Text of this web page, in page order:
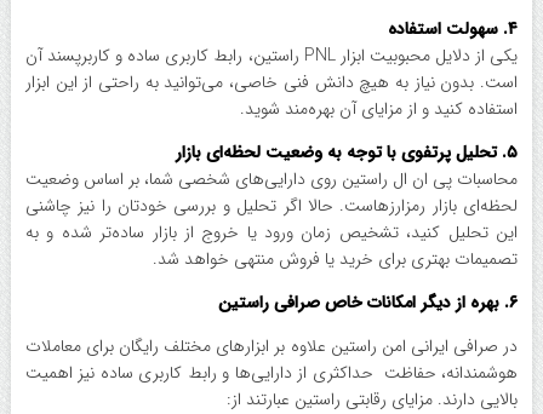
۴. سهولت استفاده
یکی از دلایل محبوبیت ابزار PNL راستین، رابط کاربری ساده و کاربرپسند آن
است. بدون نیاز به هیچ دانش فنی خاصی، می‌توانید به راحتی از این ابزار
استفاده کنید و از مزایای آن بهره‌مند شوید.
۵. تحلیل پرتفوی با توجه به وضعیت لحظه‌ای بازار
محاسبات پی ان ال راستین روی دارایی‌های شخصی شما، بر اساس وضعیت
لحظه‌ای بازار رمزارزهاست. حالا اگر تحلیل و بررسی خودتان را نیز چاشنی
این تحلیل کنید، تشخیص زمان ورود یا خروج از بازار ساده‌تر شده و به
تصمیمات بهتری برای خرید یا فروش منتهی خواهد شد.
۶. بهره از دیگر امکانات خاص صرافی راستین
در صرافی ایرانی امن راستین علاوه بر ابزارهای مختلف رایگان برای معاملات
هوشمندانه، حفاظت حداکثری از دارایی‌ها و رابط کاربری ساده نیز اهمیت
بالایی دارند. مزایای رقابتی راستین عبارتند از: